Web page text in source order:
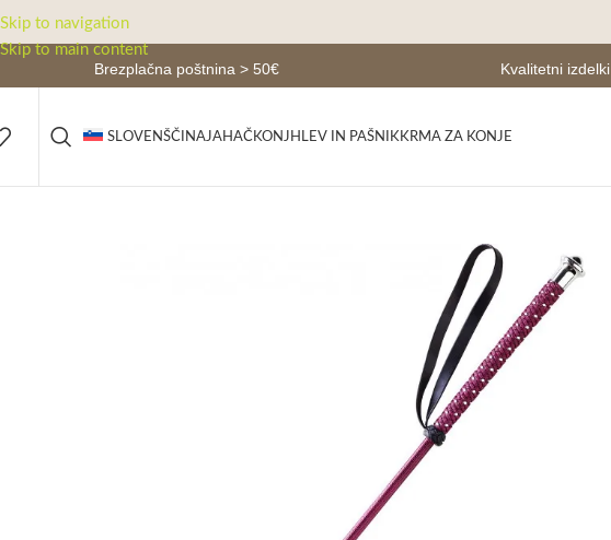
Skip to navigation
Skip to main content
Brezplačna poštnina > 50€ Kvalitetni izdelki
SLOVENŠČINAJAHAČKONJ HLEV IN PAŠNIK KRMA ZA KONJE